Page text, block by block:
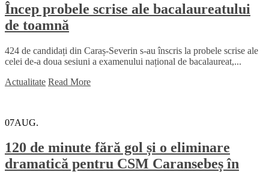
Încep probele scrise ale bacalaureatului
de toamnă
424 de candidați din Caraș-Severin s-au înscris la probele scrise ale
celei de-a doua sesiuni a examenului național de bacalaureat,...
Actualitate Read More
07AUG.
120 de minute fără gol și o eliminare
dramatică pentru CSM Caransebeș în